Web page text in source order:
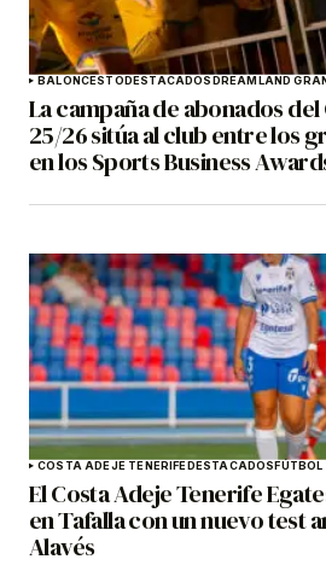
BALONCESTODESTACADOSDREAMLAND
La campaña de abonados del
25/26 sitúa al club entre los
en los Sports Business
COSTA ADEJE TENERIFEDESTACADOSFÚTBOL
El Costa Adeje Tenerife
en Tafalla con un nuevo test
Alavés